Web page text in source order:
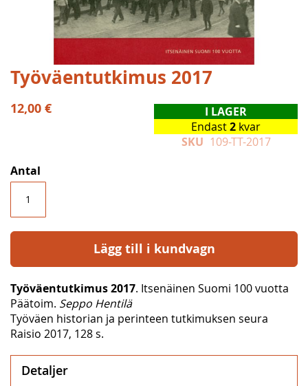
Hoppa
till
början
av
Työväentutkimus 2017
12,00 €
I LAGER
Endast2 kvar
SKU 109-TT-2017
Antal
Lägg till i kundvagn
Työväentutkimus 2017. Itsenäinen Suomi 100 vuotta
Päätoim. Seppo Hentilä
Työväen historian ja perinteen tutkimuksen seura
Raisio 2017, 128 s.
Detaljer